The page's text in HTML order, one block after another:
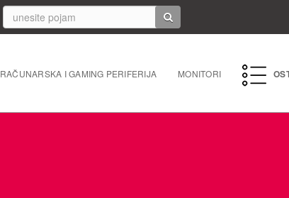
RAČUNARSKA I GAMING PERIFERIJA MONITORI